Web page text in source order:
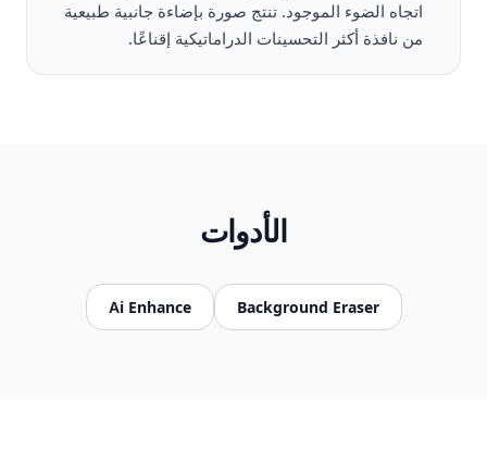
اتجاه الضوء الموجود. تنتج صورة بإضاءة جانبية طبيعية
من نافذة أكثر التحسينات الدراماتيكية إقناعًا.
الأدوات
Background Eraser
Ai Enhance